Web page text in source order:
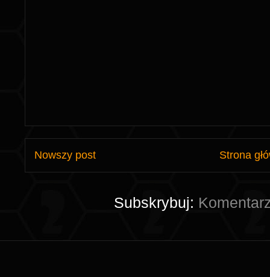
Nowszy post Strona
Subskrybuj: